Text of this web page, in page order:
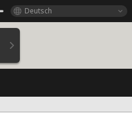
Deutsch